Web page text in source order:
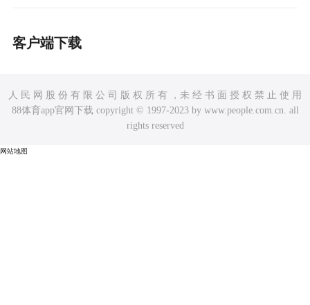
客户端下载
人 民 网 股 份 有 限 公 司 版 权 所 有 ，未 经 书 面 授 权 禁 止 使 用
88体育app官网下载 copyright © 1997-2023 by www.people.com.cn. all
rights reserved
网站地图